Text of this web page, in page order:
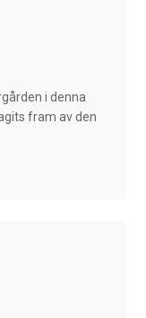
i denna
fram av den